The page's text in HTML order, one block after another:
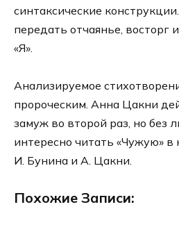
синтаксические
передать отчаянье, восторг
«Я».
Анализируемое
пророческим. Анна Цакни
замуж во второй раз, но без
интересно читать «Чужую» в
И. Бунина и А. Цакни.
Похожие Записи: